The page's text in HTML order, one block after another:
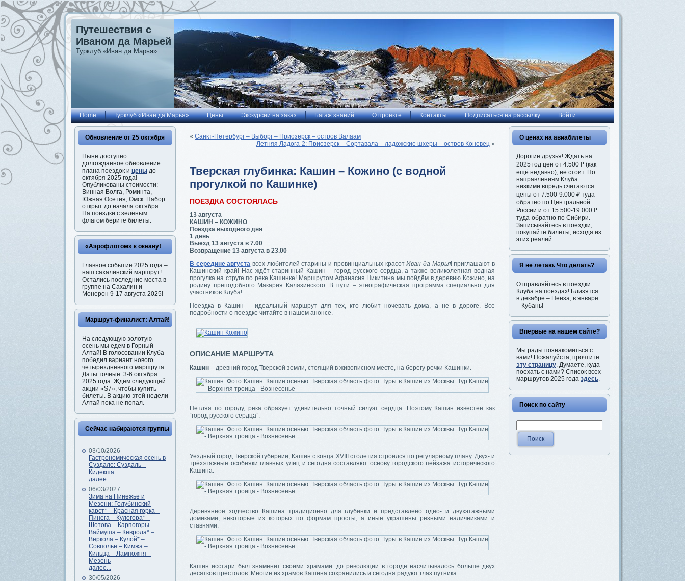
Путешествия с
Иваном да Марьей
Турклуб «Иван да Марья»
Home Турклуб «Иван да Марья» Цены Экскурсии на заказ Багаж знаний О проекте Контакты Подписаться на рассылку Войти
Обновление от 25 октября
Ныне доступно
долгожданное обновление
плана поездок и цены до
октября 2025 года!
Опубликованы стоимости:
Винная Волга, Роминта,
Южная Осетия, Омск. Набор
открыт до начала октября.
На поездки с зелёным
флагом берите билеты.
«Аэрофлотом» к океану!
Главное событие 2025 года –
наш сахалинский маршрут!
Остались последние места в
группе на Сахалин и
Монерон 9-17 августа 2025!
Маршрут-финалист: Алтай!
На следующую золотую
осень мы едем в Горный
Алтай! В голосовании Клуба
победил вариант нового
четырёхдневного маршрута.
Даты точные: 3-6 октября
2025 года. Ждём следующей
акции «S7», чтобы купить
билеты. В акцию этой недели
Алтай пока не попал.
Сейчас набираются группы
03/10/2026
Гастрономическая осень в
Суздале: Суздаль –
Кидекша
далее...
06/03/2027
Зима на Пинежье и
Мезени: Голубинский
карст* – Красная горка –
Пинега – Кулогора* –
Шотова – Карпогоры –
Ваймуша – Кеврола* –
Веркола – Кулой* –
Совполье – Кимжа –
Кильца – Лампожня –
Мезень
далее...
30/05/2026
« Санкт-Петербург – Выборг – Приозерск – остров Валаам
Летняя Ладога-2: Приозерск – Сортавала – ладожские шхеры – остров Коневец »
Тверская глубинка: Кашин – Кожино (с водной
прогулкой по Кашинке)
ПОЕЗДКА СОСТОЯЛАСЬ
13 августа
КАШИН – КОЖИНО
Поездка выходного дня
1 день
Выезд 13 августа в 7.00
Возвращение 13 августа в 23.00
В середине августа всех любителей старины и провинциальных красотИван да Марья! приглашают в
Кашинский край! Нас ждёт старинный Кашин – город русского сердца, а также великолепная водная
прогулка на струге по реке Кашинке! Маршрутом Афанасия Никитина мы пойдём в деревню Кожино, на
родину преподобного Макария Калязинского. В пути – этнографическая программа специально для
участников Клуба!
Поездка в Кашин – идеальный маршрут для тех, кто любит ночевать дома, а не в дороге. Все
подробности о поездке читайте в нашем анонсе.
ОПИСАНИЕ МАРШРУТА
Кашин – древний город Тверской земли, стоящий в живописном месте, на берегу речки Кашинки.
Петляя по городу, река образует удивительно точный силуэт сердца. Поэтому Кашин известен как
“город русского сердца”.
Уездный город Тверской губернии, Кашин с конца XVIII столетия строился по регулярному плану. Двух- и
трёхэтажные особняки главных улиц и сегодня составляют основу городского пейзажа исторического
Кашина.
Деревянное зодчество Кашина традиционно для глубинки и представлено одно- и двухэтажными
домиками, некоторые из которых по формам просты, а иные украшены резными наличниками и
ставнями.
Кашин исстари был знаменит своими храмами: до революции в городе насчитывалось больше двух
десятков престолов. Многие из храмов Кашина сохранились и сегодня радуют глаз путника.
О ценах на авиабилеты
Дорогие друзья! Ждать на
2025 год цен от 4.500 ₽ (как
ещё недавно), не стоит. По
направлениям Клуба
низкими впредь считаются
цены от 7.500-9.000 ₽ туда-
обратно по Центральной
России и от 15.500-19.000 ₽
туда-обратно по Сибири.
Записывайтесь в поездки,
покупайте билеты, исходя из
этих реалий.
Я не летаю. Что делать?
Отправляйтесь в поездки
Клуба на поездах! Близятся:
в декабре – Пенза, в январе
– Кубань!
Впервые на нашем сайте?
Мы рады познакомиться с
вами! Пожалуйста, прочтите
эту страницу. Думаете, куда
поехать с нами? Список всех
маршрутов 2025 года здесь.
Поиск по сайту